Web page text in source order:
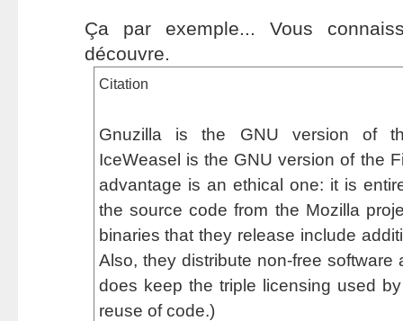
Ça par exemple... Vous
découvre.
Citation
Gnuzilla is the GNU version of
IceWeasel is the GNU version of the
advantage is an ethical one: it is
the source code from the Mozilla
binaries that they release include
Also, they distribute non-free software
does keep the triple licensing used
reuse of code.)